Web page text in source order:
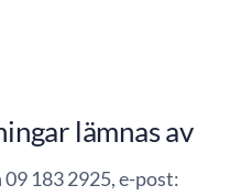
lämnas av
183 2925, e-post: